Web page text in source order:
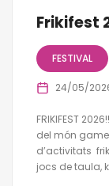
Frikifest
FESTIVAL
24/05/
FRIKIFEST
del món
d’activitats
jocs de taula,